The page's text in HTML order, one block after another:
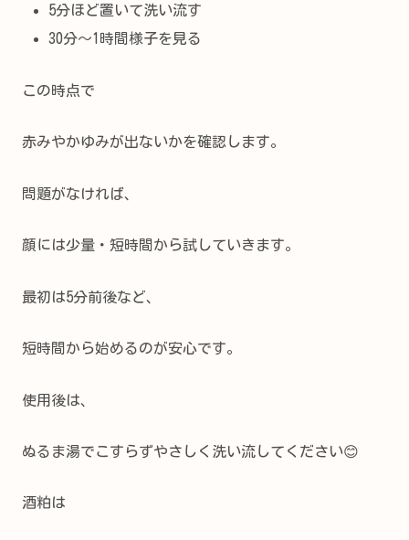
5分ほど置いて洗い流す
30分〜1時間様子を見る
この時点で
赤みやかゆみが出ないかを確認します。
問題がなければ、
顔には少量・短時間から試していきます。
最初は5分前後など、
短時間から始めるのが安心です。
使用後は、
ぬるま湯でこすらずやさしく洗い流してください😊
酒粕は